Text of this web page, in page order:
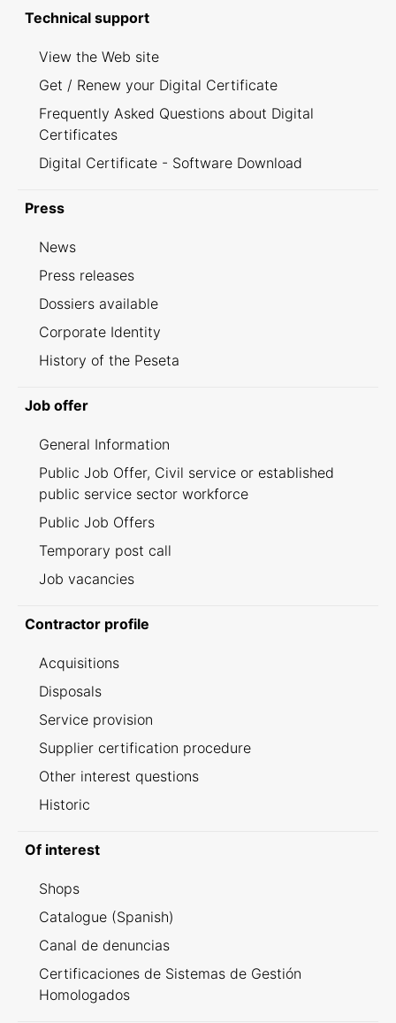
Technical support
View the Web site
Get / Renew your Digital Certificate
Frequently Asked Questions about Digital
Certificates
Digital Certificate - Software Download
Press
News
Press releases
Dossiers available
Corporate Identity
History of the Peseta
Job offer
General Information
Public Job Offer, Civil service or established
public service sector workforce
Public Job Offers
Temporary post call
Job vacancies
Contractor profile
Acquisitions
Disposals
Service provision
Supplier certification procedure
Other interest questions
Historic
Of interest
Shops
Catalogue (Spanish)
Canal de denuncias
Certificaciones de Sistemas de Gestión
Homologados